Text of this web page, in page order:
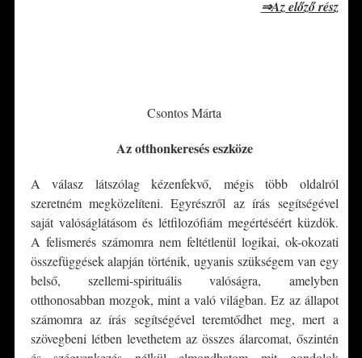
⇒Az előző rész
Csontos Márta
Az otthonkeresés eszköze
A válasz látszólag kézenfekvő, mégis több oldalról
szeretném megközelíteni. Egyrészről az írás segítségével
saját valóságlátásom és létfilozófiám megértéséért küzdök.
A felismerés számomra nem feltétlenül logikai, ok-okozati
összefüggések alapján történik, ugyanis szükségem van egy
belső, szellemi-spirituális valóságra, amelyben
otthonosabban mozgok, mint a való világban. Ez az állapot
számomra az írás segítségével teremtődhet meg, mert a
szövegbeni létben levethetem az összes álarcomat, őszintén